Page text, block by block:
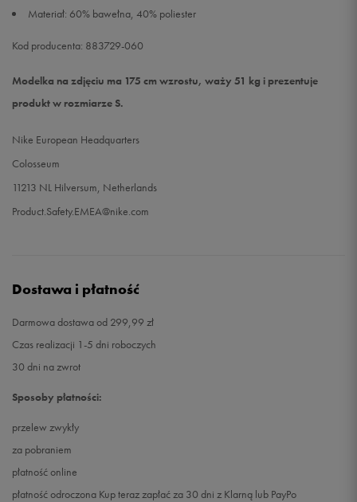
Materiał: 60% bawełna, 40% poliester
Kod producenta: 883729-060
Modelka na zdjęciu ma 175 cm wzrostu, waży 51 kg i prezentuje
produkt w rozmiarze S.
Nike European Headquarters
Colosseum
11213 NL Hilversum, Netherlands
Product.Safety.EMEA@nike.com
Dostawa i płatność
Darmowa dostawa od 299,99 zł
Czas realizacji 1-5 dni roboczych
30 dni na zwrot
Sposoby płatności:
przelew zwykły
za pobraniem
płatność online
płatność odroczona Kup teraz zapłać za 30 dni z Klarną lub PayPo